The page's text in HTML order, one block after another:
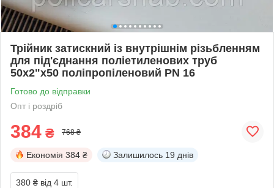
Трійник затискний із внутрішнім різьбленням
для під'єднання поліетиленових труб
50х2"х50 поліпропіленовий PN 16
Готово до відправки
Опт і роздріб
384 ₴ 768 ₴
Економія 384 ₴ Залишилось 19 днів
380 ₴ від 4 шт.